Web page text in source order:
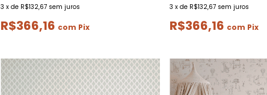
3 x de R$132,67 sem juros
R$366,16 com Pix
3 x de R$132,67 sem juros
R$366,16 com Pix